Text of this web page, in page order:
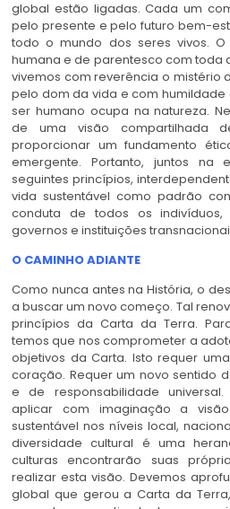
global estão ligadas. Cada um
pelo presente e pelo futuro bem-
todo o mundo dos seres vivos.
humana e de parentesco com toda
vivemos com reverência o mistério
pelo dom da vida e com
ser humano ocupa na natureza.
de uma visão compartilhada
proporcionar um fundamento
emergente. Portanto, juntos na
seguintes princípios,
vida sustentável como padrão
conduta de todos os indivíduos,
governos e instituições
O CAMINHO ADIANTE
Como nunca antes na História, o
a buscar um novo começo. Tal
princípios da Carta da Terra.
temos que nos comprometer a
objetivos da Carta. Isto requer
coração. Requer um novo sentido
e de responsabilidade
aplicar com imaginação a
sustentável nos níveis local,
diversidade cultural é uma
culturas encontrarão suas
realizar esta visão. Devemos
global que gerou a Carta da